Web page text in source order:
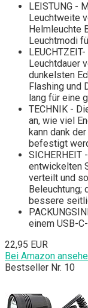
LEISTUNG -
Leuchtweite
Helmleuchte
Leuchtmodi
Leuchtdauer
dunkelsten
Flashing und
lang für eine
TECHNIK -
an, wie viel
kann dank
befestigt
SICHERHEIT
entwickelten
verteilt und
Beleuchtung;
bessere
einem USB-
22,95 EUR
Bei Amazon
Bestseller Nr. 10